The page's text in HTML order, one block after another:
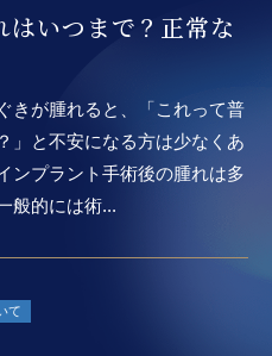
いつまで？正常な
きが腫れると、「これって普
」と不安になる方は少なくあ
ンプラント手術後の腫れは多
般的には術...
て